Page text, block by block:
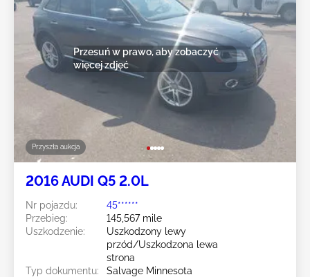
Przyszła aukcja
Przesuń w prawo, aby zobaczyć
więcej zdjęć
2016 AUDI Q5 2.0L
Nr pojazdu:
45******
Przebieg:
145,567 mile
Uszkodzenie:
Uszkodzony lewy
przód/Uszkodzona lewa
strona
Typ dokumentu:
Salvage Minnesota